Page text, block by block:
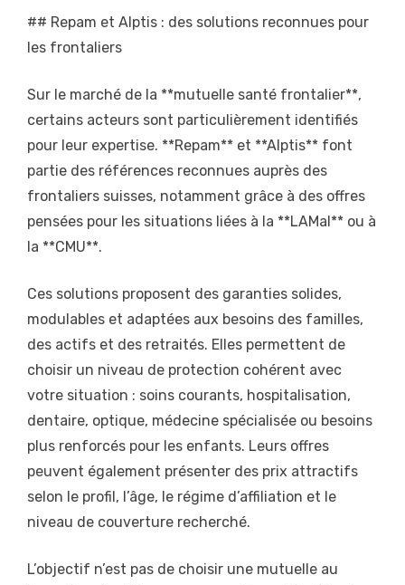
## Repam et Alptis : des solutions reconnues pour
les frontaliers
Sur le marché de la **mutuelle santé frontalier**,
certains acteurs sont particulièrement identifiés
pour leur expertise. **Repam** et **Alptis** font
partie des références reconnues auprès des
frontaliers suisses, notamment grâce à des offres
pensées pour les situations liées à la **LAMal** ou à
la **CMU**.
Ces solutions proposent des garanties solides,
modulables et adaptées aux besoins des familles,
des actifs et des retraités. Elles permettent de
choisir un niveau de protection cohérent avec
votre situation : soins courants, hospitalisation,
dentaire, optique, médecine spécialisée ou besoins
plus renforcés pour les enfants. Leurs offres
peuvent également présenter des prix attractifs
selon le profil, l’âge, le régime d’affiliation et le
niveau de couverture recherché.
L’objectif n’est pas de choisir une mutuelle au